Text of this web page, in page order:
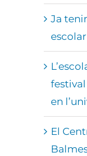
Ja
en
El